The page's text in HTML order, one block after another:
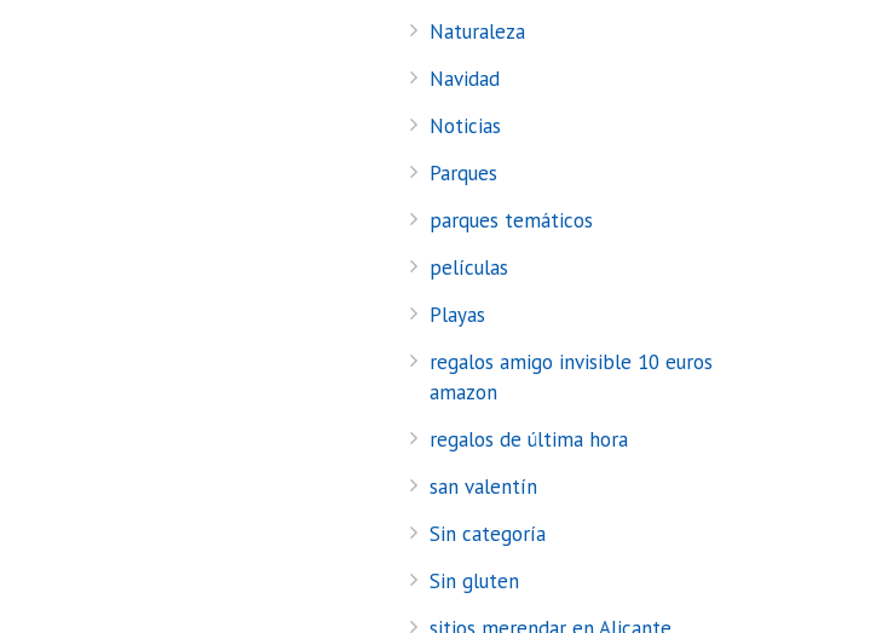
Naturaleza
Navidad
Noticias
Parques
parques temáticos
películas
Playas
regalos amigo invisible 10 euros
amazon
regalos de última hora
san valentín
Sin categoría
Sin gluten